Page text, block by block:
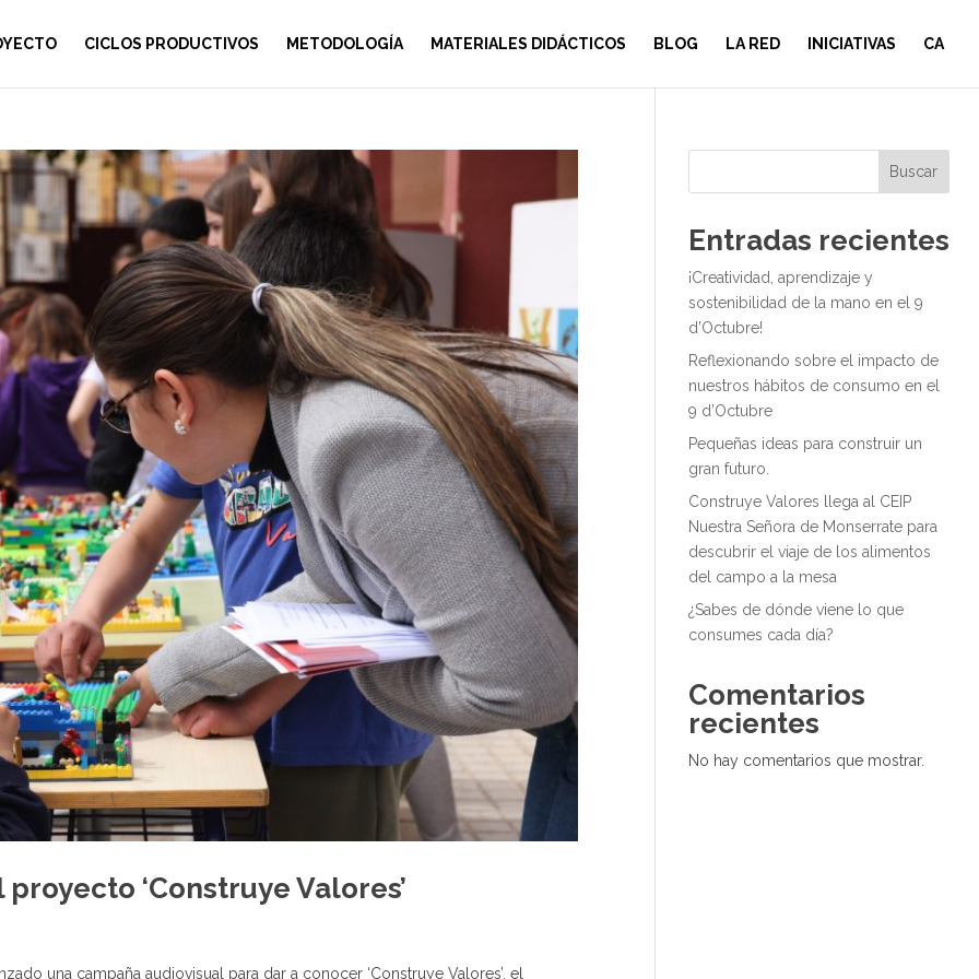
CICLOS PRODUCTIVOS METODOLOGÍA MATERIALES DIDÁCTICOS BLOG LA RED INICIATIVAS CA
‘Construye Valores’
una campaña audiovisual para dar a conocer ‘Construye Valores’, el
Buscar
Entradas recientes
¡Creatividad, aprendizaje y
sostenibilidad de la mano en el 9
d’Octubre!
Reflexionando sobre el impacto de
nuestros hábitos de consumo en el
9 d’Octubre
Pequeñas ideas para construir un
gran futuro.
Construye Valores llega al CEIP
Nuestra Señora de Monserrate para
descubrir el viaje de los alimentos
del campo a la mesa
¿Sabes de dónde viene lo que
consumes cada día?
Comentarios
recientes
No hay comentarios que mostrar.